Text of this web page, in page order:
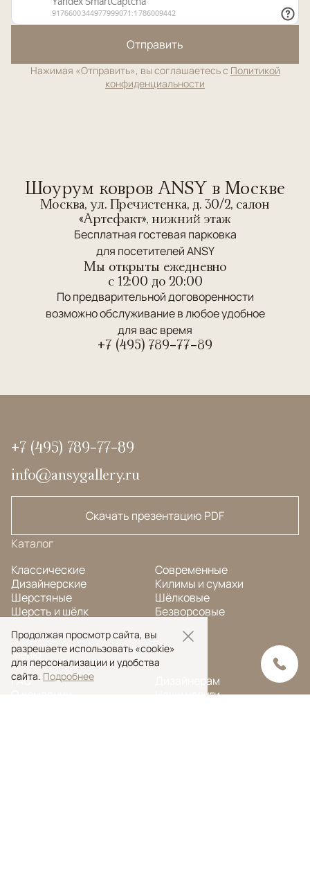
Отправить
Нажимая «Отправить», вы соглашаетесь с Политикой
конфиденциальности
Шоурум ковров ANSY в Москве
Москва, ул. Пречистенка, д. 30/2, салон
«Артефакт», нижний этаж
Бесплатная гостевая парковка
для посетителей ANSY
Мы открыты ежедневно
c 12:00 до 20:00
По предварительной договоренности
возможно обслуживание в любое удобное
для вас время
+7 (495) 789-77-89
+7 (495) 789-77-89
info@ansygallery.ru
Скачать презентацию PDF
Каталог
Классические
Дизайнерские
Шерстяные
Шерсть и шёлк
Современные
Килимы и сумахи
Шёлковые
Безворсовые
Меню
FAQ
Дизайнерам
Наши услуги
Продолжая просмотр сайта, вы
разрешаете использовать «cookie»
для персонализации и удобства
сайта. Подробнее